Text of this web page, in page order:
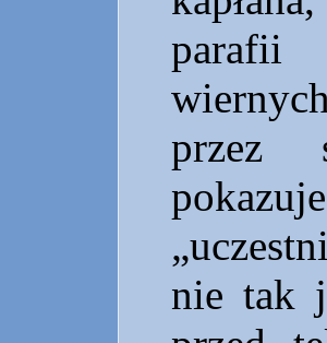
przez
nie tak